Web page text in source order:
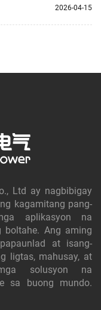
2026-04-15
Ltd ay nagbibigay
kagamitang pang-
aplikasyon na
boltahe. Ang aming
at isang-
ligtas, mahusay, at
solusyon na
sa buong mundo.